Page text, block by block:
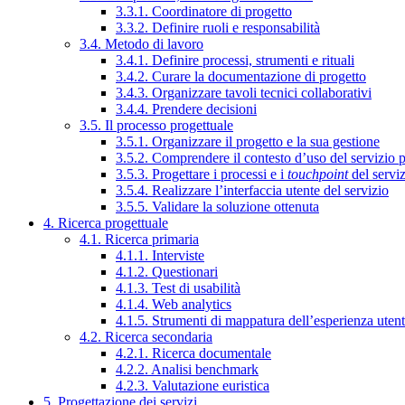
3.3.1. Coordinatore di progetto
3.3.2. Definire ruoli e responsabilità
3.4. Metodo di lavoro
3.4.1. Definire processi, strumenti e rituali
3.4.2. Curare la documentazione di progetto
3.4.3. Organizzare tavoli tecnici collaborativi
3.4.4. Prendere decisioni
3.5. Il processo progettuale
3.5.1. Organizzare il progetto e la sua gestione
3.5.2. Comprendere il contesto d’uso del servizio
3.5.3. Progettare i processi e i touchpointdel
3.5.4. Realizzare l’interfaccia utente del servizio
3.5.5. Validare la soluzione ottenuta
4. Ricerca progettuale
4.1. Ricerca primaria
4.1.1. Interviste
4.1.2. Questionari
4.1.3. Test di usabilità
4.1.4. Web analytics
4.1.5. Strumenti di mappatura dell’esperienza
4.2. Ricerca secondaria
4.2.1. Ricerca documentale
4.2.2. Analisi benchmark
4.2.3. Valutazione euristica
5. Progettazione dei servizi